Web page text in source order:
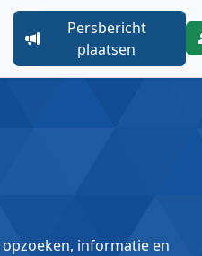
Persbericht
plaatsen
informatie en